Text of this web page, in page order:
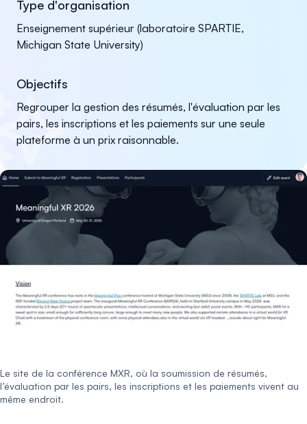
Type d'organisation
Enseignement supérieur (laboratoire SPARTIE,
Michigan State University)
Objectifs
Regrouper la gestion des résumés, l'évaluation par les
pairs, les inscriptions et les paiements sur une seule
plateforme à un prix raisonnable.
Le site de la conférence MXR, où la soumission de résumés,
l’évaluation par les pairs, les inscriptions et les paiements vivent au
même endroit.